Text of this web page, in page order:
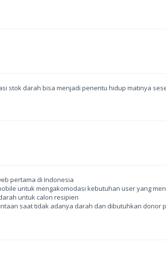
stok darah bisa menjadi penentu hidup matinya
pertama di Indonesia
untuk mengakomodasi kebutuhan user yang
untuk calon resipien
saat tidak adanya darah dan dibutuhkan donor